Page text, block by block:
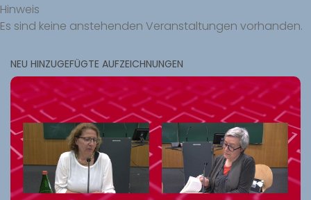
Hinweis
Es sind keine anstehenden Veranstaltungen vorhanden.
NEU HINZUGEFÜGTE AUFZEICHNUNGEN